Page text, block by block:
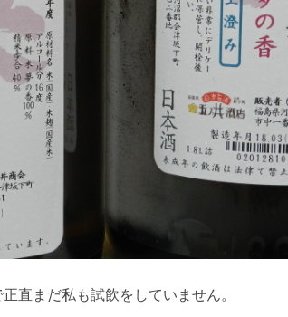
直まだ私も試飲をしていません。